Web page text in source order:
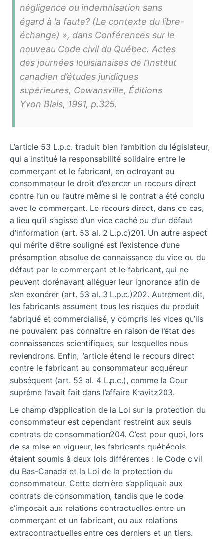
négligence ou indemnisation sans
égard à la faute? (Le contexte du libre-
échange) », dans Conférences sur le
nouveau Code civil du Québec. Actes
des journées louisianaises de l’Institut
canadien d’études juridiques
supérieures, Cowansville, Éditions
Yvon Blais, 1991, p.325.
L’article 53 L.p.c. traduit bien l’ambition du législateur,
qui a institué la responsabilité solidaire entre le
commerçant et le fabricant, en octroyant au
consommateur le droit d’exercer un recours direct
contre l’un ou l’autre même si le contrat a été conclu
avec le commerçant. Le recours direct, dans ce cas,
a lieu qu’il s’agisse d’un vice caché ou d’un défaut
d’information (art. 53 al. 2 L.p.c)201. Un autre aspect
qui mérite d’être souligné est l’existence d’une
présomption absolue de connaissance du vice ou du
défaut par le commerçant et le fabricant, qui ne
peuvent dorénavant alléguer leur ignorance afin de
s’en exonérer (art. 53 al. 3 L.p.c.)202. Autrement dit,
les fabricants assument tous les risques du produit
fabriqué et commercialisé, y compris les vices qu’ils
ne pouvaient pas connaître en raison de l’état des
connaissances scientifiques, sur lesquelles nous
reviendrons. Enfin, l’article étend le recours direct
contre le fabricant au consommateur acquéreur
subséquent (art. 53 al. 4 L.p.c.), comme la Cour
suprême l’avait fait dans l’affaire Kravitz203.
Le champ d’application de la Loi sur la protection du
consommateur est cependant restreint aux seuls
contrats de consommation204. C’est pour quoi, lors
de sa mise en vigueur, les fabricants québécois
étaient soumis à deux lois différentes : le Code civil
du Bas-Canada et la Loi de la protection du
consommateur. Cette dernière s’appliquait aux
contrats de consommation, tandis que le code
s’imposait aux relations contractuelles entre un
commerçant et un fabricant, ou aux relations
extracontractuelles entre ces derniers et un tiers.